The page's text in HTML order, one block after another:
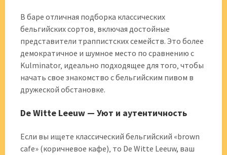
В баре отличная подборка классических
бельгийских сортов‚ включая достойные
представители траппистских семейств. Это более
демократичное и шумное место по сравнению с
Kulminator‚ идеально подходящее для того‚ чтобы
начать свое знакомство с бельгийским пивом в
дружеской обстановке.
De Witte Leeuw — Уют и аутентичность
Если вы ищете классический бельгийский «brown
cafe» (коричневое кафе)‚ то De Witte Leeuw, ваш